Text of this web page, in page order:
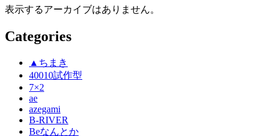
表示するアーカイブはありません。
Categories
▲ちまき
40010試作型
7×2
ae
azegami
B-RIVER
Beなんとか